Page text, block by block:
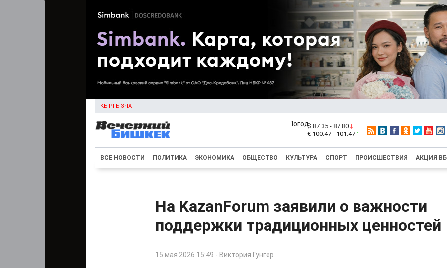
КЫРГЫЗЧА
$ 87.35 - 87.80
€ 100.47 - 101.47
ВСЕ НОВОСТИ ПОЛИТИКА ЭКОНОМИКА ОБЩЕСТВО КУЛЬТУРА СПОРТ ПРОИСШЕСТВИЯ АКЦИЯ ВБ
На KazanForum заявили о важности
поддержки традиционных ценностей
15 мая 2026 15:49 - Виктория Гунгер